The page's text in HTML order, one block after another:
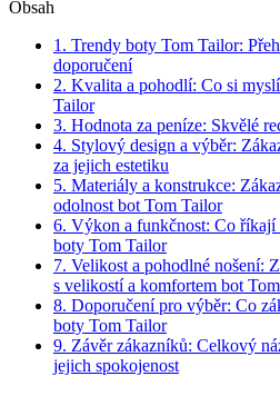
Obsah
1. ⁢Trendy boty Tom⁢ Tailor:‌
doporučení
2. Kvalita a⁣ pohodlí: Co si
Tailor
3. ⁤Hodnota za peníze: Skvělé
4. Stylový design a výběr:
za ⁢jejich estetiku
5. Materiály ⁤a konstrukce:
‌odolnost bot Tom Tailor
6. Výkon a funkčnost:⁣ Co
boty Tom Tailor
7. Velikost ⁣a pohodlné nošení:
s velikostí ‌a komfortem ⁤bot
8. Doporučení pro ‍výběr: ⁣Co
boty Tom Tailor
9. Závěr zákazníků: Celkový
jejich spokojenost